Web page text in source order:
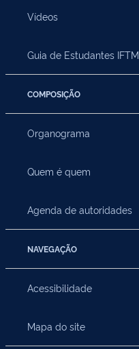
Vídeos
Guia de Estudantes IFTM
COMPOSIÇÃO
Organograma
Quem é quem
Agenda de autoridades
NAVEGAÇÃO
Acessibilidade
Mapa do site